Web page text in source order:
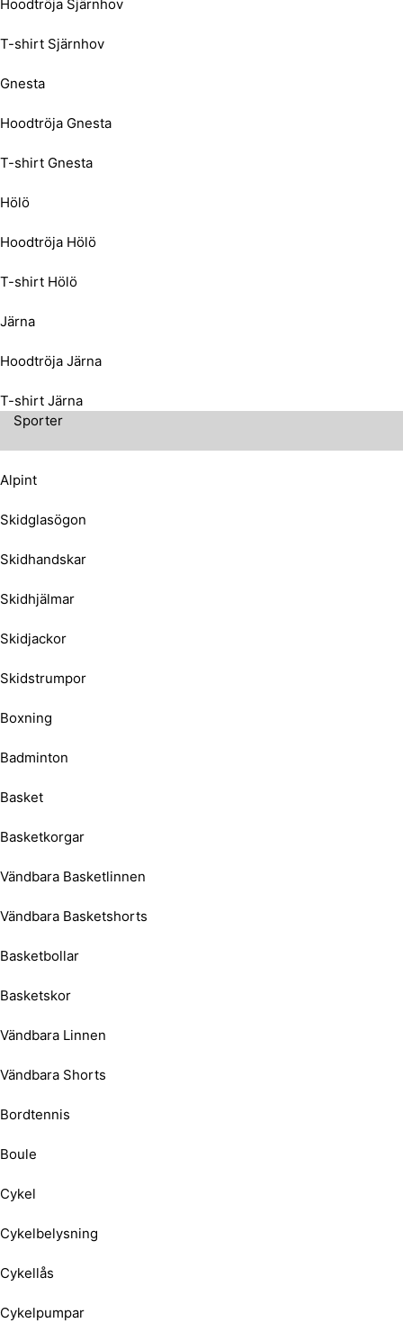
Hoodtröja Sjärnhov
T-shirt Sjärnhov
Gnesta
Hoodtröja Gnesta
T-shirt Gnesta
Hölö
Hoodtröja Hölö
T-shirt Hölö
Järna
Hoodtröja Järna
T-shirt Järna
Sporter
Alpint
Skidglasögon
Skidhandskar
Skidhjälmar
Skidjackor
Skidstrumpor
Boxning
Badminton
Basket
Basketkorgar
Vändbara Basketlinnen
Vändbara Basketshorts
Basketbollar
Basketskor
Vändbara Linnen
Vändbara Shorts
Bordtennis
Boule
Cykel
Cykelbelysning
Cykellås
Cykelpumpar